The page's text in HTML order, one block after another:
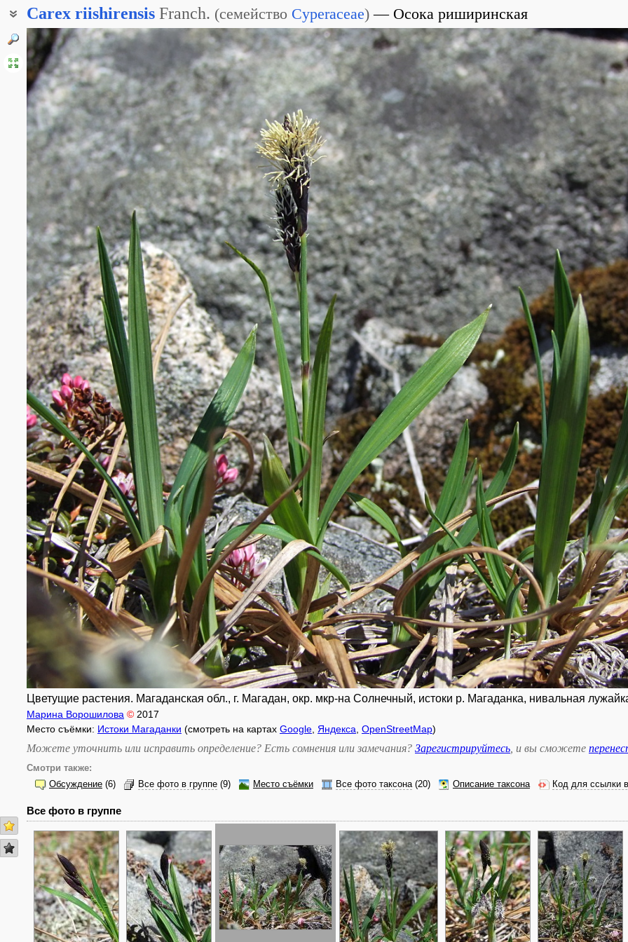
Carex riishirensis Franch. (семейство Cyperaceae) Осока риширинская
Осока карагинская
Осока рисирская
Цветущие растения. Магаданская обл., г. Магадан, окр. мкр-на Солнечный, истоки р. Магаданка, нивальная
Марина Ворошилова © 2017
Место съёмки: Истоки Магаданки (смотреть на картах Google Яндекса OpenStreetMap)
Можете уточнить или исправить определение? Есть сомнения или замечания? Зарегистрируйтесь , и вы сможете
Смотри также:
Обсуждение (6) Все фото в группе (9) Место съёмки Все фото таксона(20) Описание таксона Код для ссылки
Все фото в группе